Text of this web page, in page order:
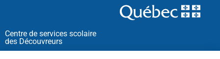
Centre de services scolaire
des Découvreurs